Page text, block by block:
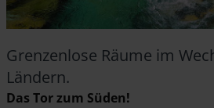
Grenzenlose Räume im
Ländern.
Das Tor zum Süden!